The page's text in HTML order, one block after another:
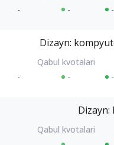
- - -
Dizayn:
- - -
Dizayn: